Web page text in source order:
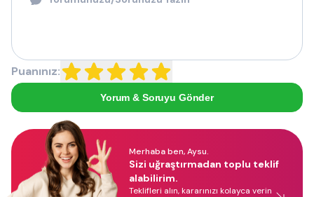
Puanınız:
Yorum & Soruyu Gönder
Merhaba ben, Aysu.
Sizi uğraştırmadan toplu teklif
alabilirim.
Teklifleri alın, kararınızı kolayca verin